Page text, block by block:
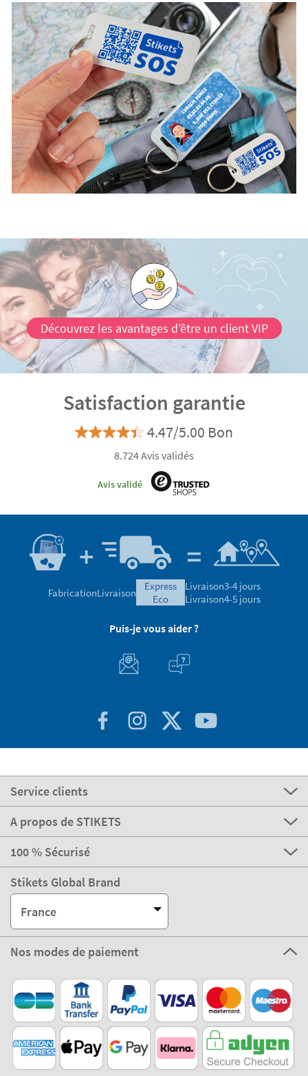
Découvrez les avantages d'être un client VIP
Satisfaction garantie
4.47/5.00 Bon
8.724 Avis validés
Avis validé
FabricationLivraison
express
eco
Livraison3-4 jours
Livraison4-5 jours
Puis-je vous aider ?
Service clients
A propos de STIKETS
100 % Sécurisé
Stikets Global Brand
France
Nos modes de paiement